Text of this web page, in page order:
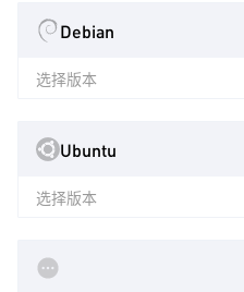
Debian
选择版本
Ubuntu
选择版本